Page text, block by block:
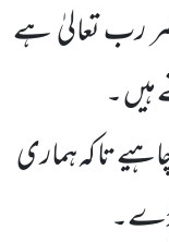
رب تعالیٰ ہے
ہیں ۔
تا کہ ہماری